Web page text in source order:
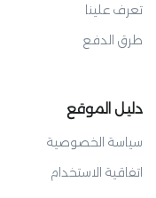
تعرف علينا
طرق الدفع
دليل الموقع
سياسة الخصوصية
اتفاقية الاستخدام